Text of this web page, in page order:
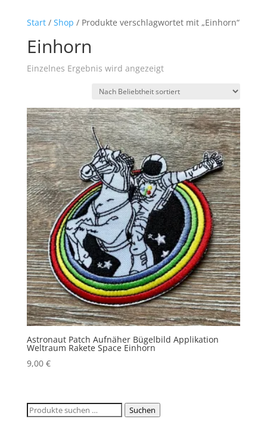
Start/ Shop / Produkte verschlagwortet mit „Einhorn“
Einhorn
Einzelnes Ergebnis wird angezeigt
Astronaut Patch Aufnäher Bügelbild Applikation
Weltraum Rakete Space Einhorn
9,00 €
Suchen
Suchen